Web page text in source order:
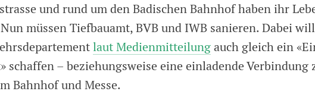
und rund um den Badischen Bahnhof haben ihr
müssen Tiefbauamt, BVB und IWB sanieren. Dabei
laut Medienmitteilungauch gleich ein
schaffen – beziehungsweise eine einladende Verbindung
Bahnhof und Messe.